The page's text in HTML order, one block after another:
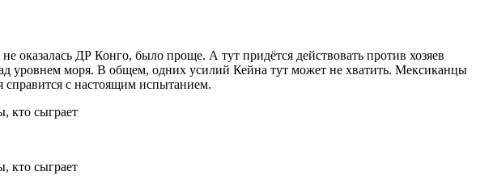
ДР Конго, было проще. А тут придётся действовать против хозяев
уровнем моря. В общем, одних усилий Кейна тут может не хватить. Мексиканцы
с настоящим испытанием.